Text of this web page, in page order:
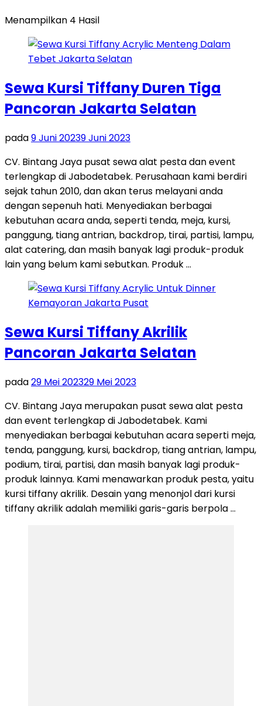
Menampilkan 4 Hasil
Sewa Kursi Tiffany Duren Tiga
Pancoran Jakarta Selatan
pada9 Juni 20239 Juni 2023
CV. Bintang Jaya pusat sewa alat pesta dan event
terlengkap di Jabodetabek. Perusahaan kami berdiri
sejak tahun 2010, dan akan terus melayani anda
dengan sepenuh hati. Menyediakan berbagai
kebutuhan acara anda, seperti tenda, meja, kursi,
panggung, tiang antrian, backdrop, tirai, partisi, lampu,
alat catering, dan masih banyak lagi produk-produk
lain yang belum kami sebutkan. Produk …
Sewa Kursi Tiffany Akrilik
Pancoran Jakarta Selatan
pada29 Mei 202329 Mei 2023
CV. Bintang Jaya merupakan pusat sewa alat pesta
dan event terlengkap di Jabodetabek. Kami
menyediakan berbagai kebutuhan acara seperti meja,
tenda, panggung, kursi, backdrop, tiang antrian, lampu,
podium, tirai, partisi, dan masih banyak lagi produk-
produk lainnya. Kami menawarkan produk pesta, yaitu
kursi tiffany akrilik. Desain yang menonjol dari kursi
tiffany akrilik adalah memiliki garis-garis berpola …